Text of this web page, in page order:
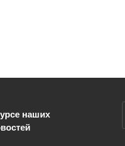
наших